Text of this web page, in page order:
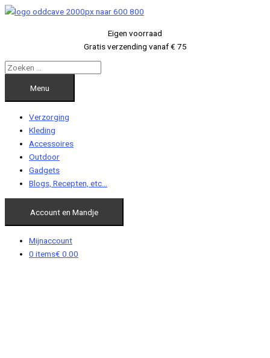
Ga
Eigen voorraad
Gratis verzending vanaf € 75
Menu
Verzorging
Kleding
Accessoires
Outdoor
Gadgets
Blogs, Recepten, etc…
Account en Mandje
Mijnaccount
0 items€ 0.00